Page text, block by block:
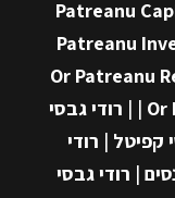
Patreanu
Patreanu
Or Patreanu
| Or
| רודי גבסי
קפיטל | רודי
| רודי גבסי